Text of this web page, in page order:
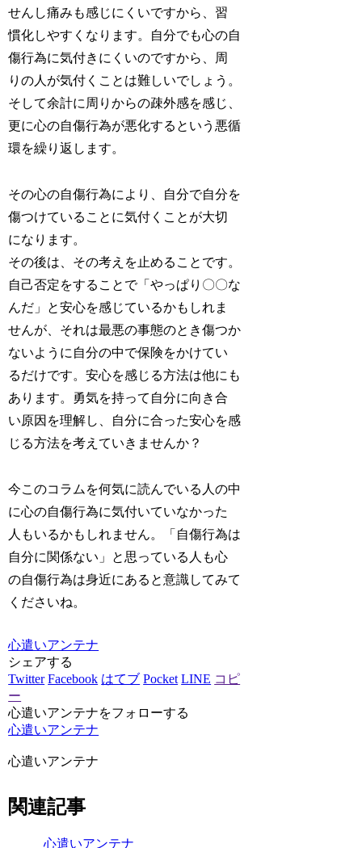
せんし痛みも感じにくいですから、習
慣化しやすくなります。自分でも心の自
傷行為に気付きにくいのですから、周
りの人が気付くことは難しいでしょう。
そして余計に周りからの疎外感を感じ、
更に心の自傷行為が悪化するという悪循
環を繰り返します。
その心の自傷行為により、自分で自分を
傷つけていることに気付くことが大切
になります。
その後は、その考えを止めることです。
自己否定をすることで「やっぱり〇〇な
んだ」と安心を感じているかもしれま
せんが、それは最悪の事態のとき傷つか
ないように自分の中で保険をかけてい
るだけです。安心を感じる方法は他にも
あります。勇気を持って自分に向き合
い原因を理解し、自分に合った安心を感
じる方法を考えていきませんか？
今このコラムを何気に読んでいる人の中
に心の自傷行為に気付いていなかった
人もいるかもしれません。「自傷行為は
自分に関係ない」と思っている人も心
の自傷行為は身近にあると意識してみて
くださいね。
心遣いアンテナ
シェアする
Twitter Facebook はてブ Pocket LINE コピ
ー
心遣いアンテナをフォローする
心遣いアンテナ
心遣いアンテナ
関連記事
心遣いアンテナ